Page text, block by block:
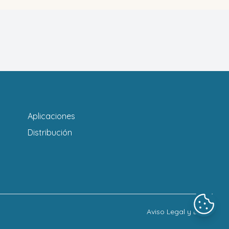
Aplicaciones
Distribución
Aviso Legal y LOPD